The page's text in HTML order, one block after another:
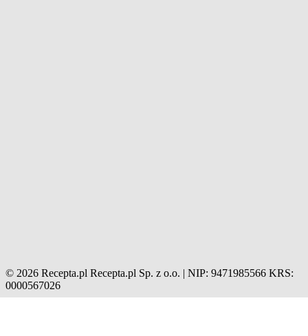
© 2026 Recepta.pl Recepta.pl Sp. z o.o. | NIP: 9471985566 KRS:
0000567026